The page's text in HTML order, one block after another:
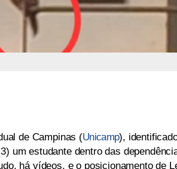
de Campinas (Unicamp),
um estudante dentro das
há vídeos, e o posicionamento de